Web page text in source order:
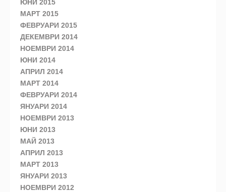
ЮНИ 2015
МАРТ 2015
ФЕВРУАРИ 2015
ДЕКЕМВРИ 2014
НОЕМВРИ 2014
ЮНИ 2014
АПРИЛ 2014
МАРТ 2014
ФЕВРУАРИ 2014
ЯНУАРИ 2014
НОЕМВРИ 2013
ЮНИ 2013
МАЙ 2013
АПРИЛ 2013
МАРТ 2013
ЯНУАРИ 2013
НОЕМВРИ 2012